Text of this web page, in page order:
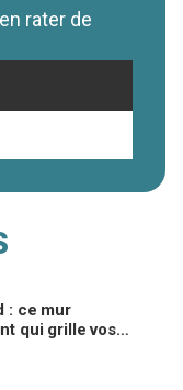
rater de
: ce mur
qui grille vos